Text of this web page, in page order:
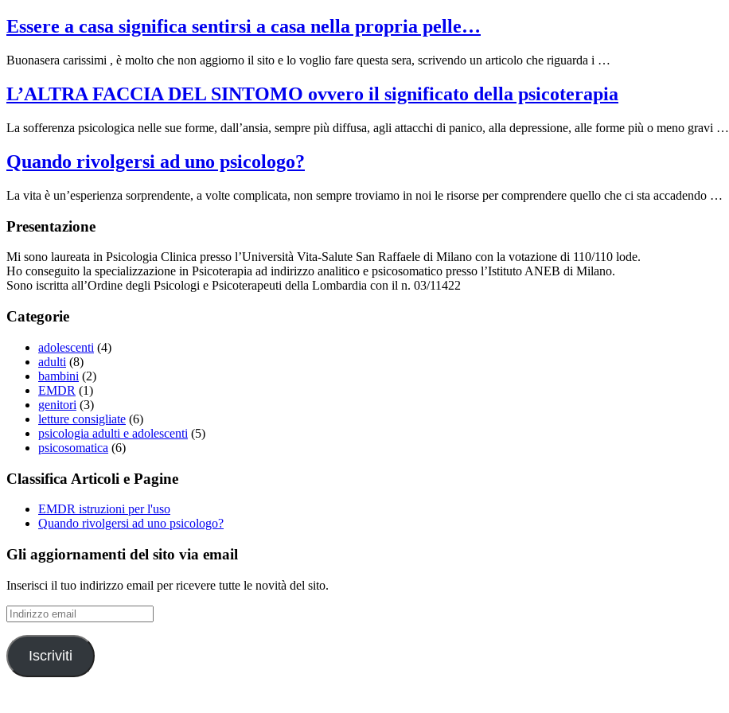
Essere a casa significa sentirsi a casa nella propria pelle…
Buonasera carissimi , è molto che non aggiorno il sito e lo voglio fare questa sera, scrivendo un articolo che riguarda i …
L’ALTRA FACCIA DEL SINTOMO ovvero il significato della psicoterapia
La sofferenza psicologica nelle sue forme, dall’ansia, sempre più diffusa, agli attacchi di panico, alla depressione, alle forme più o meno gravi …
Quando rivolgersi ad uno psicologo?
La vita è un’esperienza sorprendente, a volte complicata, non sempre troviamo in noi le risorse per comprendere quello che ci sta accadendo …
Presentazione
Mi sono laureata in Psicologia Clinica presso l’Università Vita-Salute San Raffaele di Milano con la votazione di 110/110 lode.
Ho conseguito la specializzazione in Psicoterapia ad indirizzo analitico e psicosomatico presso l’Istituto ANEB di Milano.
Sono iscritta all’Ordine degli Psicologi e Psicoterapeuti della Lombardia con il n. 03/11422
Categorie
adolescenti (4)
adulti (8)
bambini (2)
EMDR (1)
genitori (3)
letture consigliate (6)
psicologia adulti e adolescenti (5)
psicosomatica (6)
Classifica Articoli e Pagine
EMDR istruzioni per l'uso
Quando rivolgersi ad uno psicologo?
Gli aggiornamenti del sito via email
Inserisci il tuo indirizzo email per ricevere tutte le novità del sito.
Indirizzo
email
Iscriviti